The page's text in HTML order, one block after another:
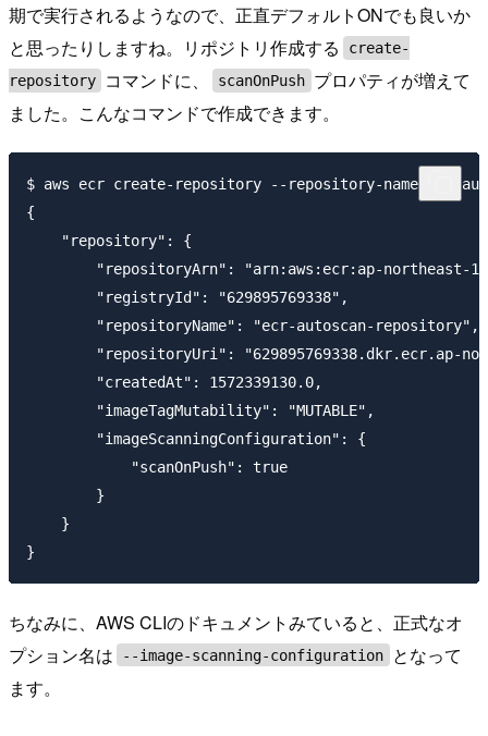
期で実行されるようなので、正直デフォルトONでも良いか
と思ったりしますね。リポジトリ作成する
create-
repository
コマンドに、 scanOnPush プロパティが増えて
ました。こんなコマンドで作成できます。
$ aws ecr create-repository --repository-name ecr-
{
    "repository": {
"repositoryArn": "arn:aws:ecr:ap-northeast-
        "registryId": "629895769338",
        "repositoryName": "ecr-autoscan-repository",
"repositoryUri": "629895769338.dkr.ecr.ap-
        "createdAt": 1572339130.0,
        "imageTagMutability": "MUTABLE",
        "imageScanningConfiguration": {
            "scanOnPush": true
        }
    }
ちなみに、AWS CLIのドキュメントみていると、正式なオ
プション名は
--image-scanning-configuration
となって
ます。